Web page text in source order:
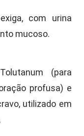
com urina
mucoso.
(para
profusa) e
utilizado em